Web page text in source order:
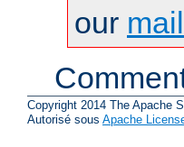
our
Copyright 2014 The Apache
Autorisé sous Apache